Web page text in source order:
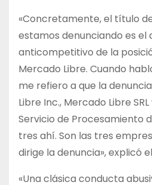
«Concretamente, el título
estamos denunciando es el
anticompetitivo de la
Mercado Libre. Cuando
me refiero a que la
Libre Inc., Mercado Libre
Servicio de Procesamiento
tres ahí. Son las tres
dirige la denuncia», explicó
«Una clásica conducta